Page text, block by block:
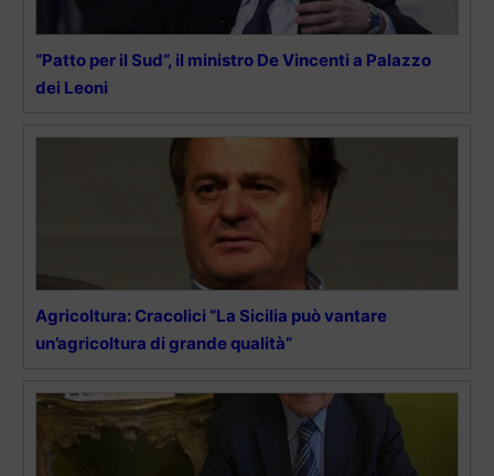
“Patto per il Sud”, il ministro De Vincenti a Palazzo
dei Leoni
Agricoltura: Cracolici “La Sicilia può vantare
un’agricoltura di grande qualità”